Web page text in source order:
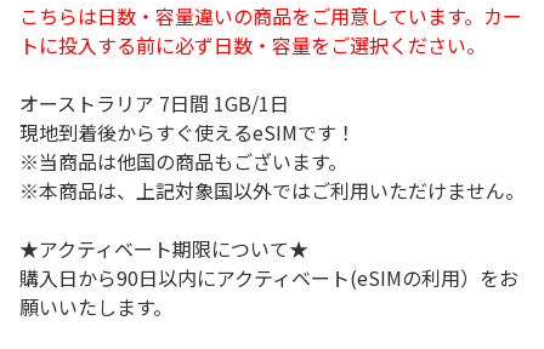
こちらは日数・容量違いの商品をご用意しています。カー
トに投入する前に必ず日数・容量をご選択ください。
オーストラリア 7日間 1GB/1日
現地到着後からすぐ使えるeSIMです！
※当商品は他国の商品もございます。
※本商品は、上記対象国以外ではご利用いただけません。
★アクティベート期限について★
購入日から90日以内にアクティベート(eSIMの利用）をお
願いいたします。